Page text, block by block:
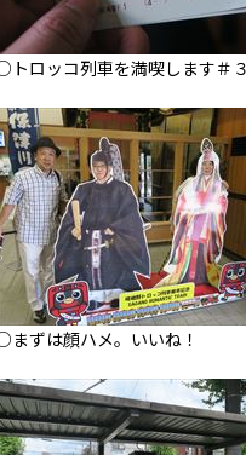
トロッコ列車を満喫します＃
まずは顔ハメ。いいね！